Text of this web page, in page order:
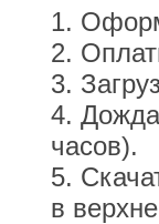
1.
2.
3.
4.
часов).
5.
в